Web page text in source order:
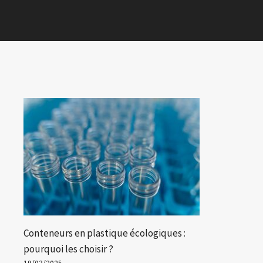
Conteneurs en plastique écologiques :
pourquoi les choisir ?